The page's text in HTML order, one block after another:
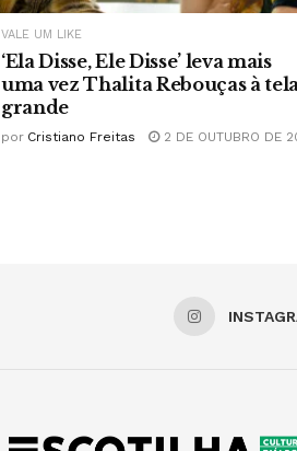
VALE UM LIKE
‘Ela Disse, Ele Disse’ leva mais
uma vez Thalita Rebouças à
grande
por Cristiano Freitas 2 DE OUTUBRO DE